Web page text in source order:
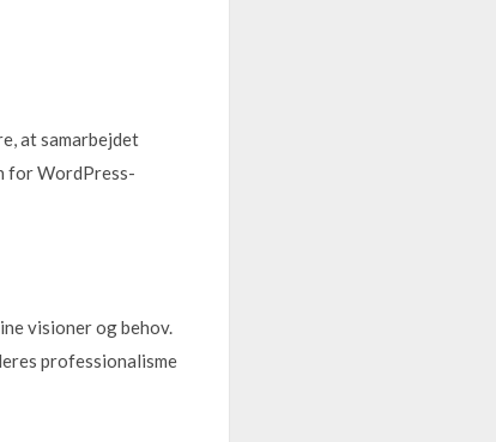
at samarbejdet
for WordPress-
visioner og behov.
professionalisme